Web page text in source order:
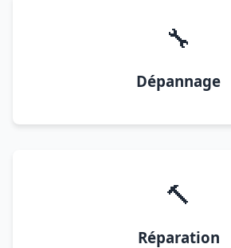
🔧
Dépannage
🔨
Réparation